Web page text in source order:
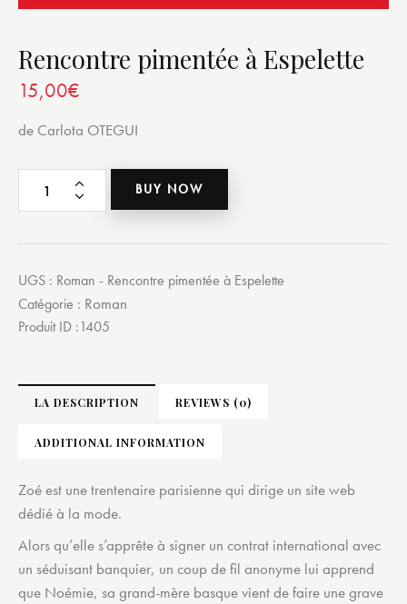
Rencontre pimentée à Espelette
15,00€
de Carlota OTEGUI
quantité
à
Espelette
BUY NOW
UGS : Roman - Rencontre pimentée à Espelette
Catégorie : Roman
Produit ID :1405
LA DESCRIPTION REVIEWS (0)
ADDITIONAL INFORMATION
Zoé est une trentenaire parisienne qui dirige un site web
dédié à la mode.
Alors qu’elle s’apprête à signer un contrat international avec
un séduisant banquier, un coup de fil anonyme lui apprend
que Noémie, sa grand-mère basque vient de faire une grave